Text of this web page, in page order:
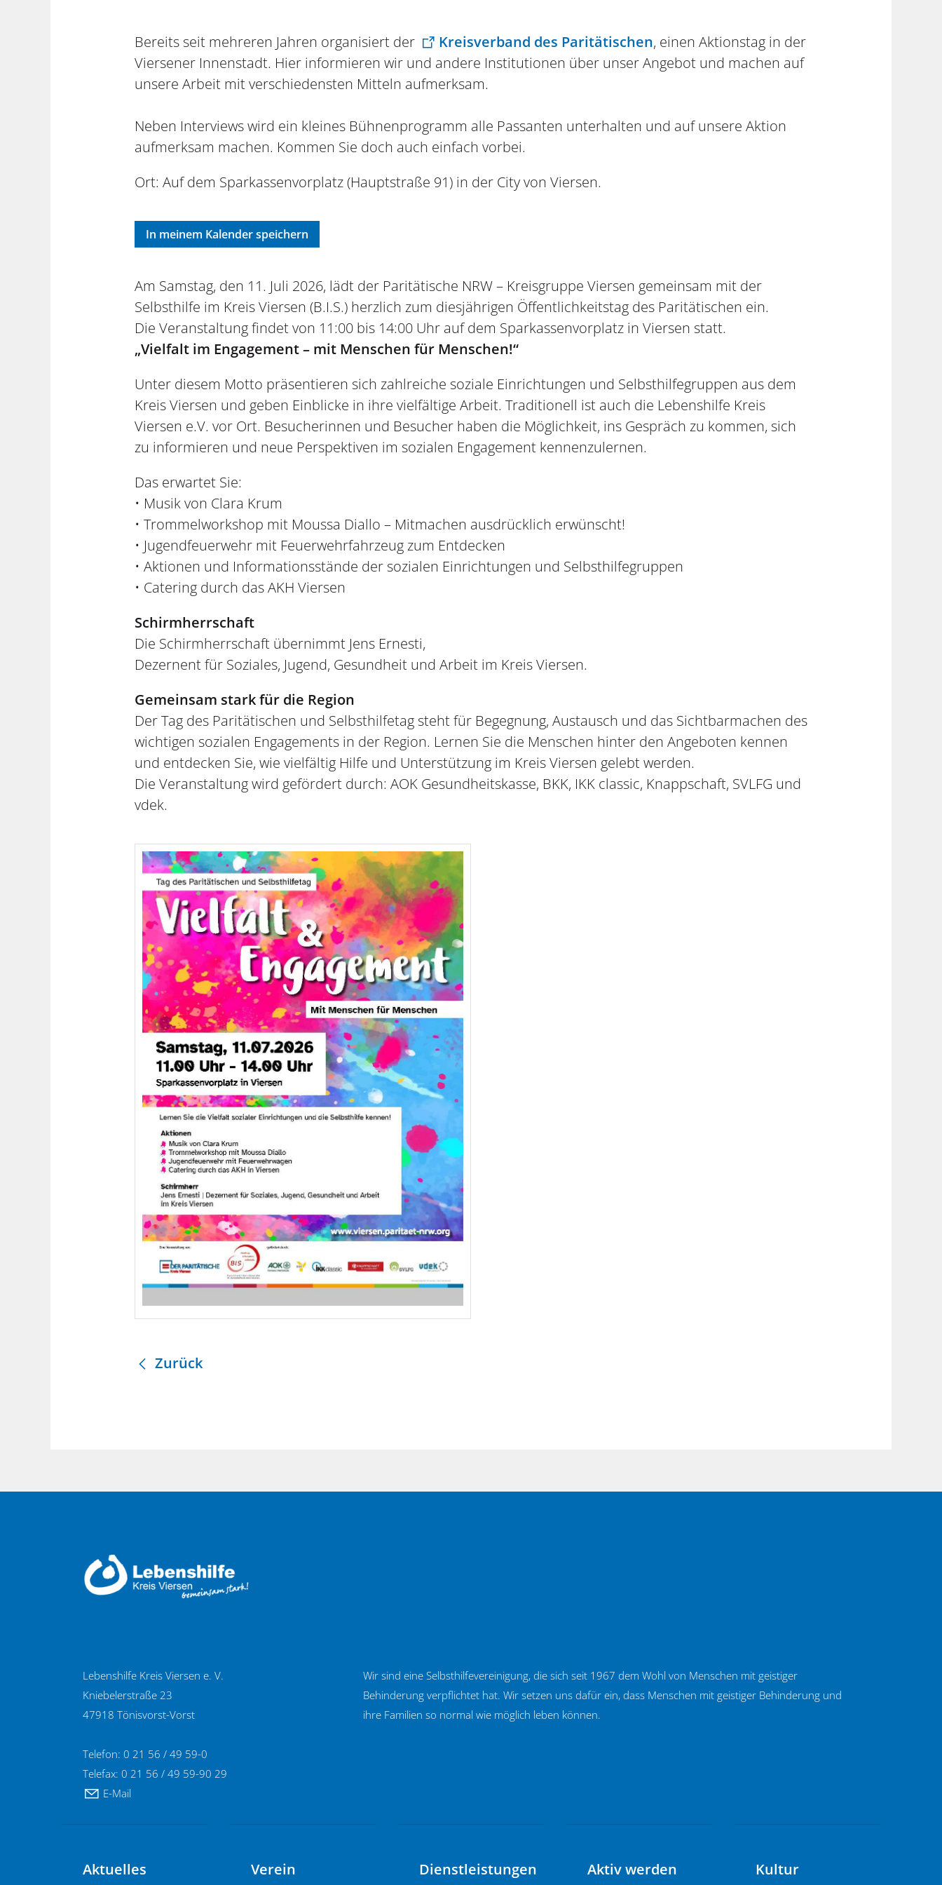
Bereits seit mehreren Jahren organisiert der Kreisverband des Paritätischen, einen Aktionstag in der
Viersener Innenstadt. Hier informieren wir und andere Institutionen über unser Angebot und machen auf
unsere Arbeit mit verschiedensten Mitteln aufmerksam.
Neben Interviews wird ein kleines Bühnenprogramm alle Passanten unterhalten und auf unsere Aktion
aufmerksam machen. Kommen Sie doch auch einfach vorbei.
Ort: Auf dem Sparkassenvorplatz (Hauptstraße 91) in der City von Viersen.
In meinem Kalender speichern
Am Samstag, den 11. Juli 2026, lädt der Paritätische NRW – Kreisgruppe Viersen gemeinsam mit der
Selbsthilfe im Kreis Viersen (B.I.S.) herzlich zum diesjährigen Öffentlichkeitstag des Paritätischen ein.
Die Veranstaltung findet von 11:00 bis 14:00 Uhr auf dem Sparkassenvorplatz in Viersen statt.
„Vielfalt im Engagement – mit Menschen für Menschen!“
Unter diesem Motto präsentieren sich zahlreiche soziale Einrichtungen und Selbsthilfegruppen aus dem
Kreis Viersen und geben Einblicke in ihre vielfältige Arbeit. Traditionell ist auch die Lebenshilfe Kreis
Viersen e.V. vor Ort. Besucherinnen und Besucher haben die Möglichkeit, ins Gespräch zu kommen, sich
zu informieren und neue Perspektiven im sozialen Engagement kennenzulernen.
Das erwartet Sie:
• Musik von Clara Krum
• Trommelworkshop mit Moussa Diallo – Mitmachen ausdrücklich erwünscht!
• Jugendfeuerwehr mit Feuerwehrfahrzeug zum Entdecken
• Aktionen und Informationsstände der sozialen Einrichtungen und Selbsthilfegruppen
• Catering durch das AKH Viersen
Schirmherrschaft
Die Schirmherrschaft übernimmt Jens Ernesti,
Dezernent für Soziales, Jugend, Gesundheit und Arbeit im Kreis Viersen.
Gemeinsam stark für die Region
Der Tag des Paritätischen und Selbsthilfetag steht für Begegnung, Austausch und das Sichtbarmachen des
wichtigen sozialen Engagements in der Region. Lernen Sie die Menschen hinter den Angeboten kennen
und entdecken Sie, wie vielfältig Hilfe und Unterstützung im Kreis Viersen gelebt werden.
Die Veranstaltung wird gefördert durch: AOK Gesundheitskasse, BKK, IKK classic, Knappschaft, SVLFG und
vdek.
Zurück
Lebenshilfe Kreis Viersen e. V.
Kniebelerstraße 23
47918 Tönisvorst-Vorst
Telefon: 0 21 56 / 49 59-0
Telefax: 0 21 56 / 49 59-90 29
E-Mail
Wir sind eine Selbsthilfevereinigung, die sich seit 1967 dem Wohl von Menschen mit geistiger
Behinderung verpflichtet hat. Wir setzen uns dafür ein, dass Menschen mit geistiger Behinderung und
ihre Familien so normal wie möglich leben können.
Aktuelles Verein Dienstleistungen Aktiv werden Kultur